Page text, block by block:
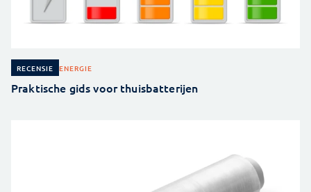
RECENSIE ENERGIE
Praktische gids voor thuisbatterijen